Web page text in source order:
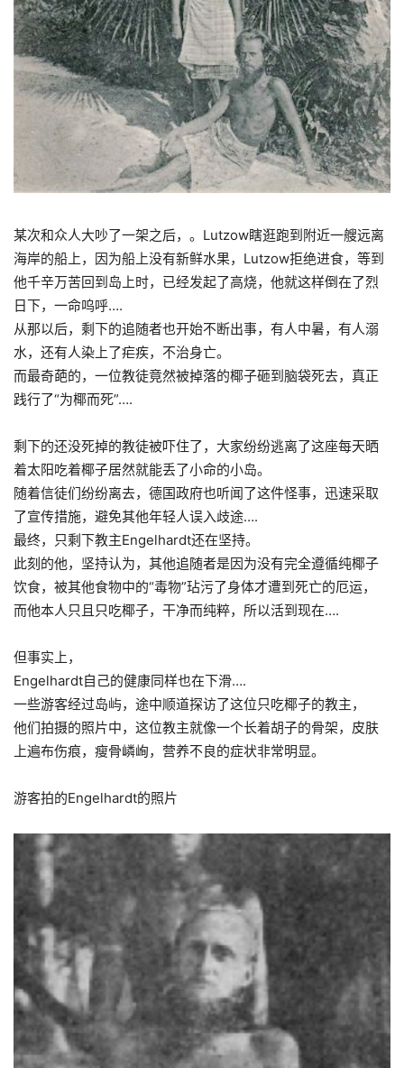
某次和众人大吵了一架之后，。Lutzow瞎逛跑到附近一艘远离
海岸的船上，因为船上没有新鲜水果，Lutzow拒绝进食，等到
他千辛万苦回到岛上时，已经发起了高烧，他就这样倒在了烈
日下，一命呜呼….
从那以后，剩下的追随者也开始不断出事，有人中暑，有人溺
水，还有人染上了疟疾，不治身亡。
而最奇葩的，一位教徒竟然被掉落的椰子砸到脑袋死去，真正
践行了“为椰而死”….
剩下的还没死掉的教徒被吓住了，大家纷纷逃离了这座每天晒
着太阳吃着椰子居然就能丢了小命的小岛。
随着信徒们纷纷离去，德国政府也听闻了这件怪事，迅速采取
了宣传措施，避免其他年轻人误入歧途….
最终，只剩下教主Engelhardt还在坚持。
此刻的他，坚持认为，其他追随者是因为没有完全遵循纯椰子
饮食，被其他食物中的“毒物”玷污了身体才遭到死亡的厄运，
而他本人只且只吃椰子，干净而纯粹，所以活到现在….
但事实上，
Engelhardt自己的健康同样也在下滑….
一些游客经过岛屿，途中顺道探访了这位只吃椰子的教主，
他们拍摄的照片中，这位教主就像一个长着胡子的骨架，皮肤
上遍布伤痕，瘦骨嶙峋，营养不良的症状非常明显。
游客拍的Engelhardt的照片